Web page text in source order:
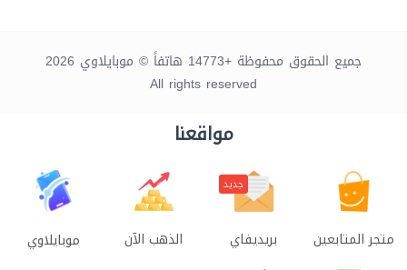
جميع الحقوق محفوظة +14773 هاتفاً © موبايلاوي 2026
All rights reserved